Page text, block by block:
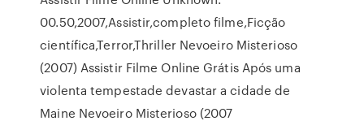
00.50,2007,Assistir,completo filme,Ficção
científica,Terror,Thriller Nevoeiro Misterioso
(2007) Assistir Filme Online Grátis Após uma
violenta tempestade devastar a cidade de
Maine Nevoeiro Misterioso (2007